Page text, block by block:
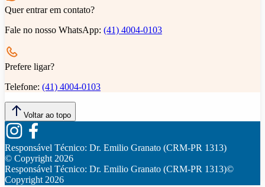
Quer entrar em contato?
Fale no nosso WhatsApp: (41) 4004-0103
Prefere ligar?
Telefone: (41) 4004-0103
Voltar ao topo
Responsável Técnico: Dr. Emilio Granato (CRM-PR 1313)
© Copyright2026
Responsável Técnico: Dr. Emilio Granato (CRM-PR 1313)©
Copyright2026